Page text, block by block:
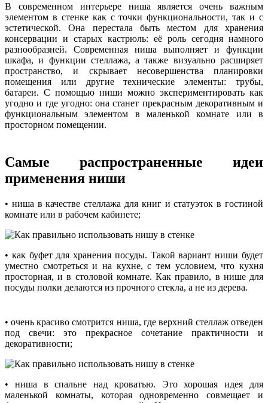
В современном интерьере ниша является очень важным
элементом в стенке как с точки функциональности, так и с
эстетической. Она перестала быть местом для хранения
консервации и старых кастрюль: её роль сегодня намного
разнообразней. Современная ниша выполняет и функции
шкафа, и функции стеллажа, а также визуально расширяет
пространство, и скрывает несовершенства планировки
помещения или другие технические элементы: трубы,
батареи. С помощью ниши можно экспериментировать как
угодно и где угодно: она станет прекрасным декоративным и
функциональным элементом в маленькой комнате или в
просторном помещении.
Самые распространенные идеи
применения ниши
• ниша в качестве стеллажа для книг и статуэток в гостиной
комнате или в рабочем кабинете;
• как буфет для хранения посуды. Такой вариант ниши будет
уместно смотреться и на кухне, с тем условием, что кухня
просторная, и в столовой комнате. Как правило, в нише для
посуды полки делаются из прочного стекла, а не из дерева.
• очень красиво смотрится ниша, где верхний стеллаж отведен
под свечи: это прекрасное сочетание практичности и
декоративности;
• ниша в спальне над кроватью. Это хорошая идея для
маленькой комнаты, которая одновременно совмещает и